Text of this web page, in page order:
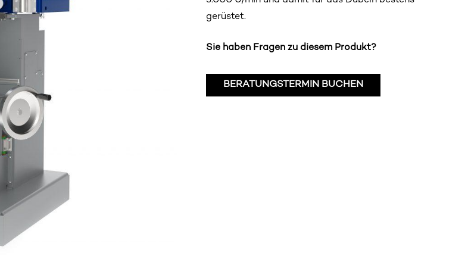
gerüstet.
Sie haben Fragen zu diesem Produkt?
BERATUNGSTERMIN BUCHEN